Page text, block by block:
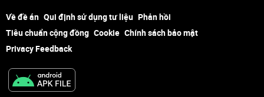
Về đề án Qui định sử dụng tư liệu Phản hồi
Tiêu chuẩn cộng đồng Cookie Chính sách bảo mật
Privacy Feedback